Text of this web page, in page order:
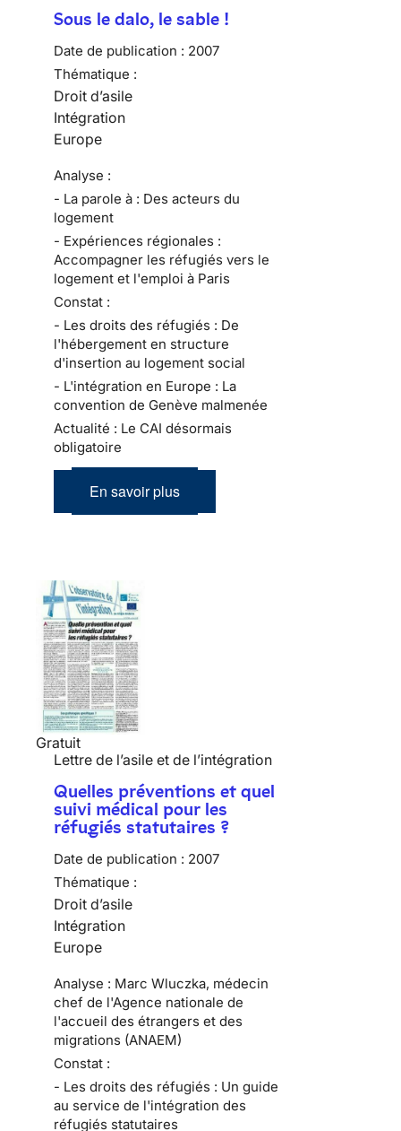
Sous le dalo, le sable !
Date de publication : 2007
Thématique :
Droit d’asile
Intégration
Europe
Analyse :
- La parole à : Des acteurs du
logement
- Expériences régionales :
Accompagner les réfugiés vers le
logement et l'emploi à Paris
Constat :
- Les droits des réfugiés : De
l'hébergement en structure
d'insertion au logement social
- L'intégration en Europe : La
convention de Genève malmenée
Actualité : Le CAI désormais
obligatoire
En savoir plus
Gratuit
Lettre de l’asile et de l’intégration
Quelles préventions et quel
suivi médical pour les
réfugiés statutaires ?
Date de publication : 2007
Thématique :
Droit d’asile
Intégration
Europe
Analyse : Marc Wluczka, médecin
chef de l'Agence nationale de
l'accueil des étrangers et des
migrations (ANAEM)
Constat :
- Les droits des réfugiés : Un guide
au service de l'intégration des
réfugiés statutaires